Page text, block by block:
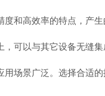
高效率的特点，产生
以与其它设备无缝集
用场景广泛。选择合适